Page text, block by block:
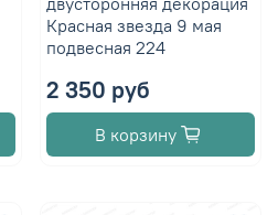
Красная звезда 9 мая
подвесная 224
2 350 руб
В корзину